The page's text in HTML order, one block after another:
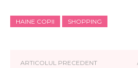
HAINE COPII SHOPPING
ARTICOLUL PRECEDENT